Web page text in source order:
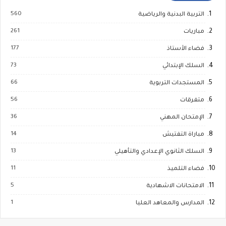
التربية البدنية والرياضية 560
مباريات 261
فضاء الأستاذ 177
السلك الإبتدائي 73
المستجدات التربوية 66
متفرقات 56
الإمتحان المهني 36
مباراة التفتيش 14
السلك الثانوي الإعدادي والتأهيلي 13
فضاء التلميذ 11
الامتحانات الاشهادية 5
المدارس والمعاهد العليا 1